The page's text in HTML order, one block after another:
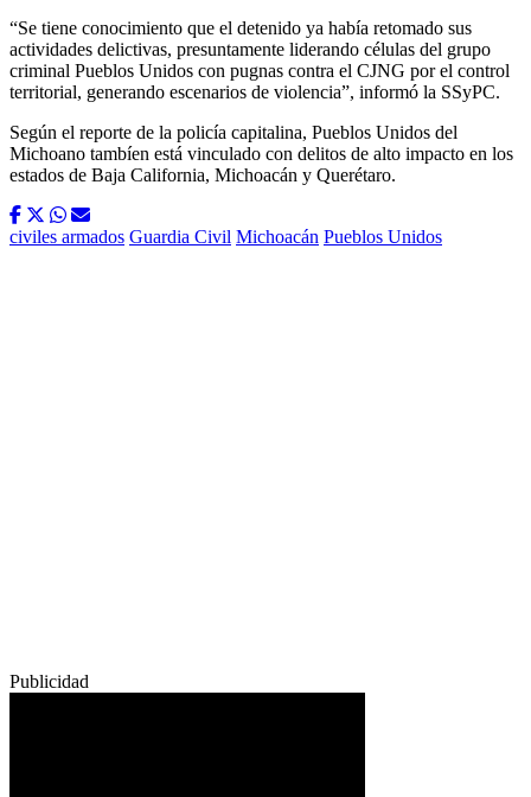
“Se tiene conocimiento que el detenido ya había retomado sus
actividades delictivas, presuntamente liderando células del grupo
criminal Pueblos Unidos con pugnas contra el CJNG por el control
territorial, generando escenarios de violencia”, informó la SSyPC.
Según el reporte de la policía capitalina, Pueblos Unidos del
Michoano tambíen está vinculado con delitos de alto impacto en los
estados de Baja California, Michoacán y Querétaro.
civiles armados Guardia Civil Michoacán Pueblos Unidos
Publicidad